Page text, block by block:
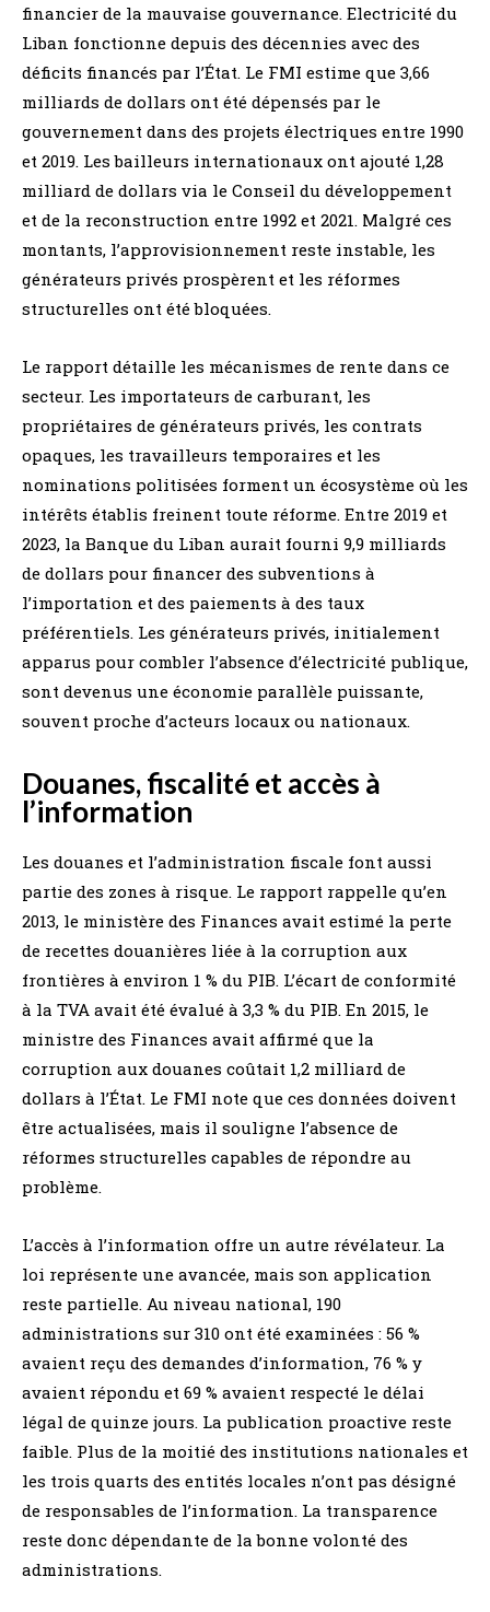
financier de la mauvaise gouvernance. Electricité du
Liban fonctionne depuis des décennies avec des
déficits financés par l’État. Le FMI estime que 3,66
milliards de dollars ont été dépensés par le
gouvernement dans des projets électriques entre 1990
et 2019. Les bailleurs internationaux ont ajouté 1,28
milliard de dollars via le Conseil du développement
et de la reconstruction entre 1992 et 2021. Malgré ces
montants, l’approvisionnement reste instable, les
générateurs privés prospèrent et les réformes
structurelles ont été bloquées.
Le rapport détaille les mécanismes de rente dans ce
secteur. Les importateurs de carburant, les
propriétaires de générateurs privés, les contrats
opaques, les travailleurs temporaires et les
nominations politisées forment un écosystème où les
intérêts établis freinent toute réforme. Entre 2019 et
2023, la Banque du Liban aurait fourni 9,9 milliards
de dollars pour financer des subventions à
l’importation et des paiements à des taux
préférentiels. Les générateurs privés, initialement
apparus pour combler l’absence d’électricité publique,
sont devenus une économie parallèle puissante,
souvent proche d’acteurs locaux ou nationaux.
Douanes, fiscalité et accès à
l’information
Les douanes et l’administration fiscale font aussi
partie des zones à risque. Le rapport rappelle qu’en
2013, le ministère des Finances avait estimé la perte
de recettes douanières liée à la corruption aux
frontières à environ 1 % du PIB. L’écart de conformité
à la TVA avait été évalué à 3,3 % du PIB. En 2015, le
ministre des Finances avait affirmé que la
corruption aux douanes coûtait 1,2 milliard de
dollars à l’État. Le FMI note que ces données doivent
être actualisées, mais il souligne l’absence de
réformes structurelles capables de répondre au
problème.
L’accès à l’information offre un autre révélateur. La
loi représente une avancée, mais son application
reste partielle. Au niveau national, 190
administrations sur 310 ont été examinées : 56 %
avaient reçu des demandes d’information, 76 % y
avaient répondu et 69 % avaient respecté le délai
légal de quinze jours. La publication proactive reste
faible. Plus de la moitié des institutions nationales et
les trois quarts des entités locales n’ont pas désigné
de responsables de l’information. La transparence
reste donc dépendante de la bonne volonté des
administrations.